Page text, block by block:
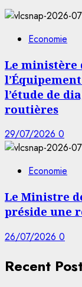
Economie
Le ministère
l’étude de
routières
29/07/2026 0
Economie
Le Ministre
préside une
26/07/2026 0
Recent